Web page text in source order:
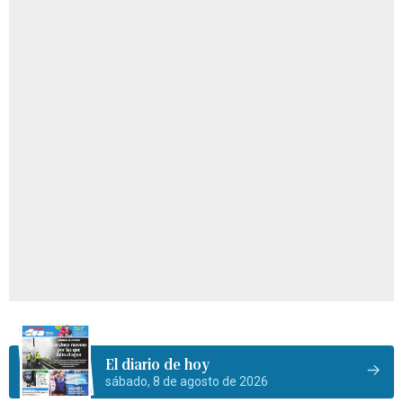
El diario de hoy
sábado, 8 de agosto de 2026